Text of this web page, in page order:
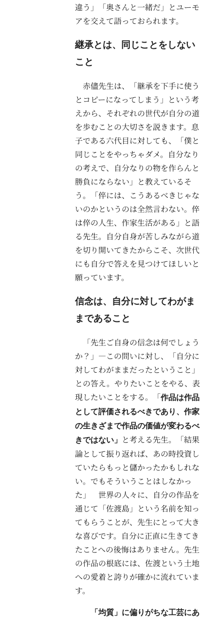
違う」「奥さんと一緒だ」とユーモ
アを交えて語っておられます。
継承とは、同じことをしない
こと
赤儘先生は、「継承を下手に使う
とコピーになってしまう」という考
えから、それぞれの世代が自分の道
を歩むことの大切さを説きます。息
子である六代目に対しても、「僕と
同じことをやっちゃダメ。自分なり
の考えで、自分なりの物を作らんと
勝負にならない」と教えているそ
う。「倅には、こうあるべきじゃな
いのかというのは全然言わない。倅
は倅の人生、作家生活がある」と語
る先生。自分自身が苦しみながら道
を切り開いてきたからこそ、次世代
にも自分で答えを見つけてほしいと
願っています。
信念は、自分に対してわがま
まであること
「先生ご自身の信念は何でしょう
か？」―この問いに対し、「自分に
対してわがままだったということ」
との答え。やりたいことをやる、表
現したいことをする。「作品は作品
として評価されるべきであり、作家
の生きざまで作品の価値が変わるべ
きではない」
と考える先生。「結果
論として振り返れば、あの時投資し
ていたらもっと儲かったかもしれな
い。でもそういうことはしなかっ
た」 世界の人々に、自分の作品を
通じて「佐渡島」という名前を知っ
てもらうことが、先生にとって大き
な喜びです。自分に正直に生きてき
たことへの後悔はありません。先生
の作品の根底には、佐渡という土地
への愛着と誇りが確かに流れていま
す。
「均質」に偏りがちな工芸にあ